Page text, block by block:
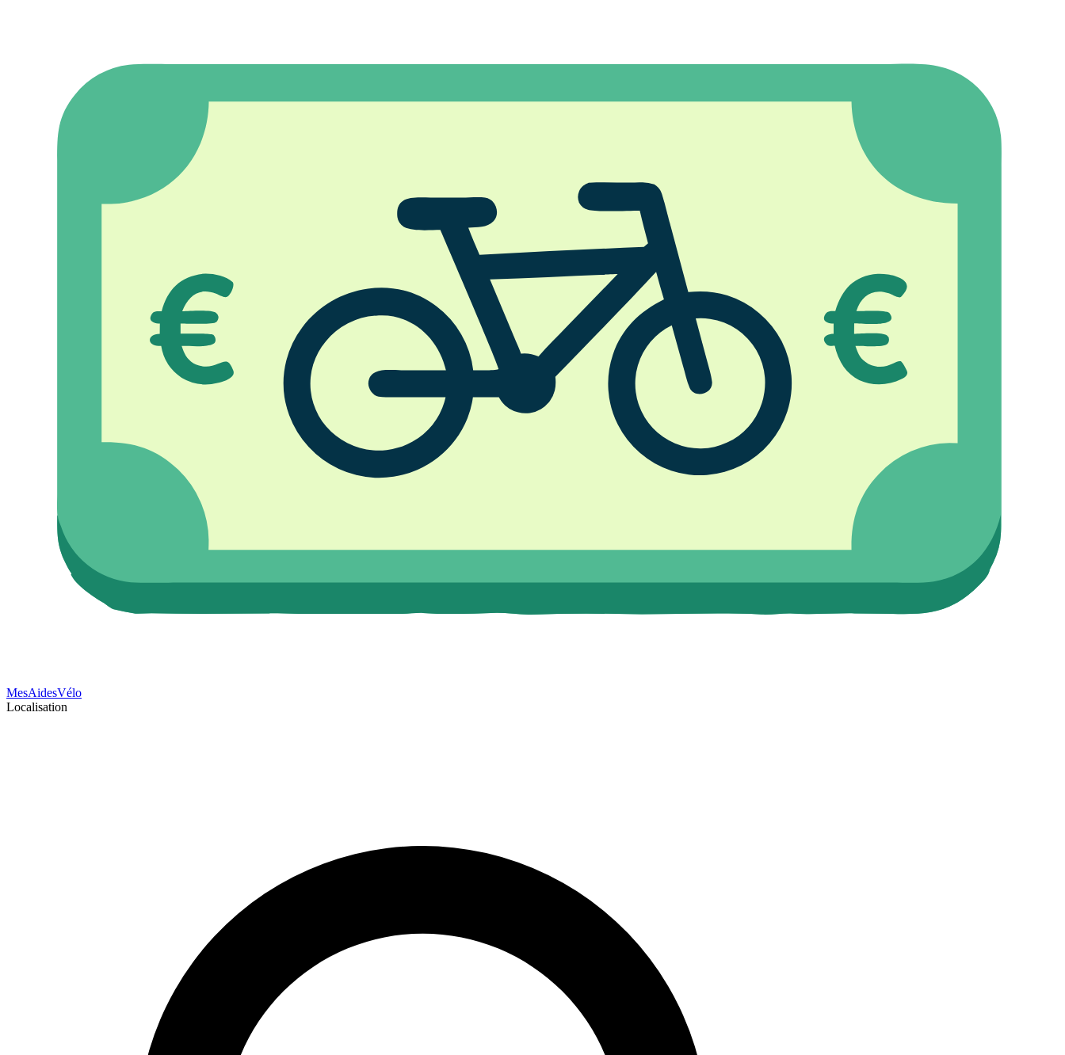
MesAidesVélo
Localisation